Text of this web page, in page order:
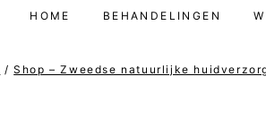
HOME BEHANDELINGEN
/ Shop – Zweedse natuurlijke